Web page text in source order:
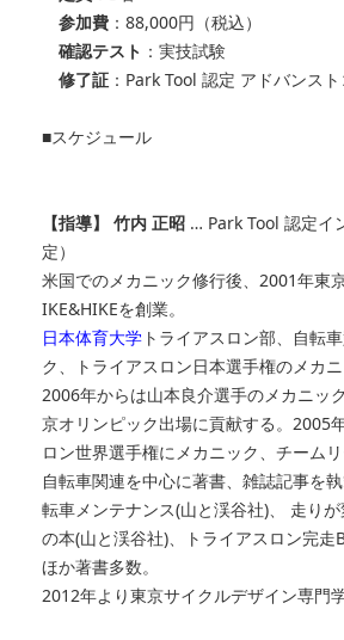
参加費：88,000円（税込）
確認テスト ：実技試験
修了証：Park Tool 認定 アドバンス
■スケジュール
【指導】 竹内 正昭 … Park Tool 認定イ
定）
米国でのメカニック修行後、2001年東
IKE&HIKEを創業。
日本体育大学トライアスロン部、自転
ク、トライアスロン日本選手権のメカニ
2006年からは山本良介選手のメカニッ
京オリンピック出場に貢献する。2005
ロン世界選手権にメカニック、チームリ
自転車関連を中心に著書、雑誌記事を
転車メンテナンス(山と渓谷社)、 走り
の本(山と渓谷社)、トライアスロン完走
ほか著書多数。
2012年より東京サイクルデザイン専門学